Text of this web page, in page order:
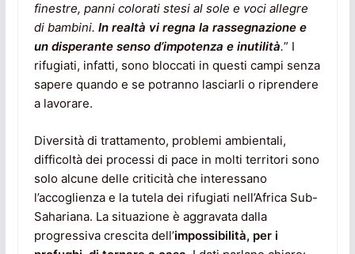
finestre, panni colorati stesi al sole e voci allegre
di bambini. In realtà vi regna la rassegnazione e
un disperante senso d’impotenza e inutilità.” I
rifugiati, infatti, sono bloccati in questi campi senza
sapere quando e se potranno lasciarli o riprendere
a lavorare.
Diversità di trattamento, problemi ambientali,
difficoltà dei processi di pace in molti territori sono
solo alcune delle criticità che interessano
l’accoglienza e la tutela dei rifugiati nell’Africa Sub-
Sahariana. La situazione è aggravata dalla
progressiva crescita dell’impossibilità, per i